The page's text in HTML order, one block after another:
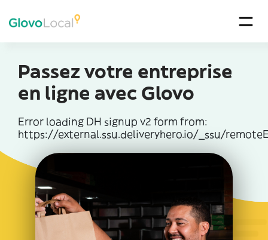
Passez votre entreprise
en ligne avec Glovo
Error loading DH signup v2 form from:
https://external.ssu.deliveryhero.io/_ssu/